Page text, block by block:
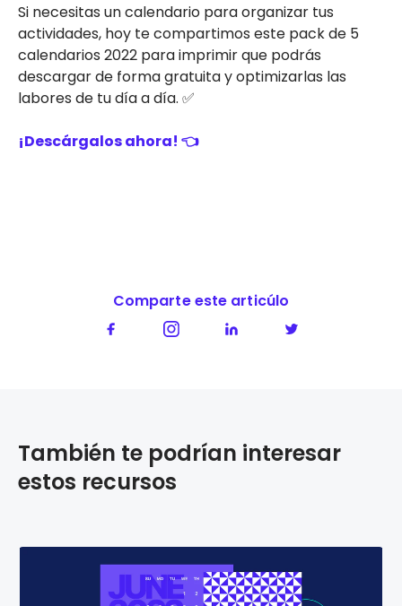
Si necesitas un calendario para organizar tus
actividades, hoy te compartimos este pack de 5
calendarios 2022 para imprimir que podrás
descargar de forma gratuita y optimizarlas las
labores de tu día a día. ✅
¡Descárgalos ahora! 👈
Comparte este articúlo
También te podrían interesar
estos recursos